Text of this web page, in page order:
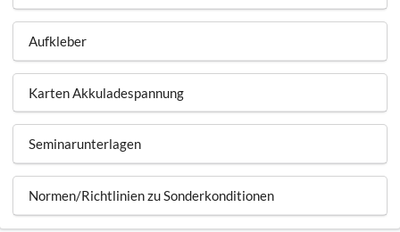
Aufkleber
Karten Akkuladespannung
Seminarunterlagen
Normen/Richtlinien zu Sonderkonditionen